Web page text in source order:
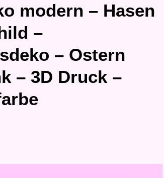
modern – Hasen
–
– Ostern
– 3D Druck –